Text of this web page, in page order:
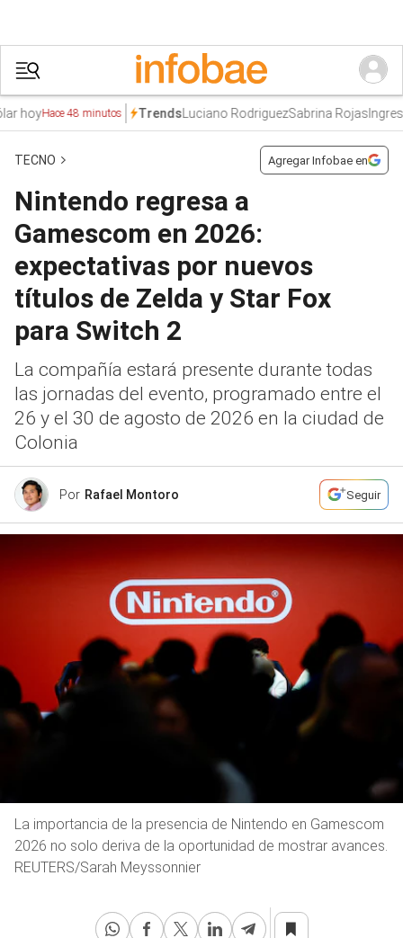
Hace 48 minutos TrendsLuciano RodriguezSabrina RojasIngresos
TECNO Agregar Infobae en
Nintendo regresa a
Gamescom en 2026:
expectativas por nuevos
títulos de Zelda y Star Fox
para Switch 2
La compañía estará presente durante todas
las jornadas del evento, programado entre el
26 y el 30 de agosto de 2026 en la ciudad de
Colonia
Por Rafael Montoro Seguir
La importancia de la presencia de Nintendo en Gamescom
2026 no solo deriva de la oportunidad de mostrar avances.
REUTERS/Sarah Meyssonnier